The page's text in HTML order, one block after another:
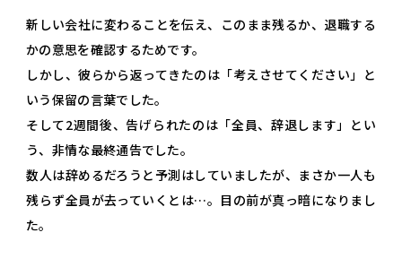
新しい会社に変わることを伝え、このまま残るか、退職する
かの意思を確認するためです。
しかし、彼らから返ってきたのは「考えさせてください」と
いう保留の言葉でした。
そして2週間後、告げられたのは「全員、辞退します」とい
う、非情な最終通告でした。
数人は辞めるだろうと予測はしていましたが、まさか一人も
残らず全員が去っていくとは…。目の前が真っ暗になりまし
た。